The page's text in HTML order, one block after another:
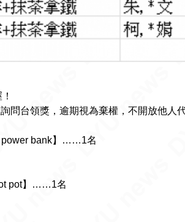
問台領獎，逾期視為棄權，不開放他人代
power bank】……1名
pot】……1名